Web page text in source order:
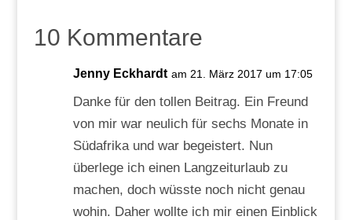
10 Kommentare
Jenny Eckhardt am 21. März 2017 um 17:05
Danke für den tollen Beitrag. Ein Freund
von mir war neulich für sechs Monate in
Südafrika und war begeistert. Nun
überlege ich einen Langzeiturlaub zu
machen, doch wüsste noch nicht genau
wohin. Daher wollte ich mir einen Einblick